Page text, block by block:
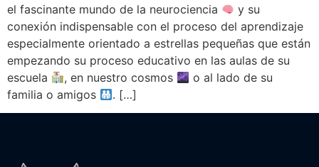
el fascinante mundo de la neurociencia
y su
conexión indispensable con el proceso del aprendizaje
especialmente orientado a estrellas pequeñas que están
empezando su proceso educativo en las aulas de su
escuela
, en nuestro cosmos
o al lado de su
familia o amigos
. […]